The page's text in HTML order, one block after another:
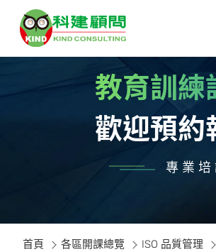
教育訓練
歡迎預約
專業
首頁 各區開課總覽 ISO 品質管理